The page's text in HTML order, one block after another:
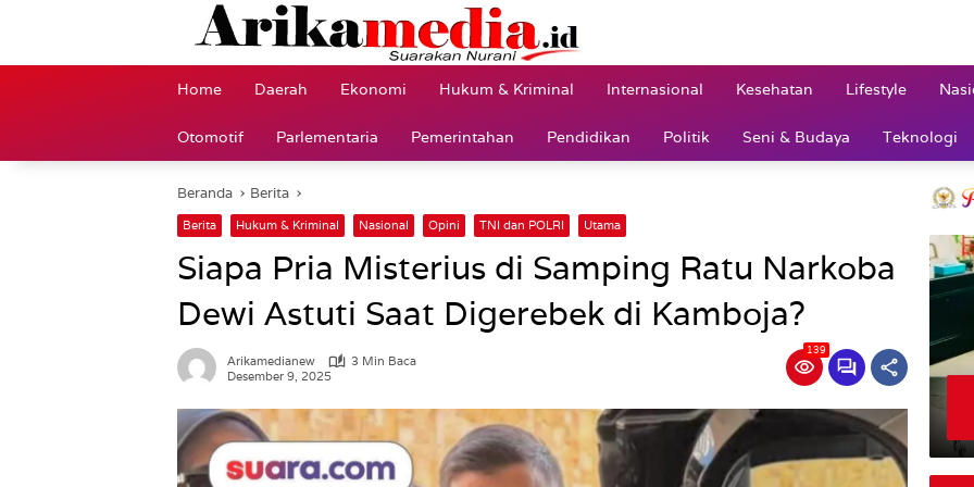
Home Daerah Ekonomi Hukum & Kriminal Internasional Kesehatan Lifestyle
Otomotif Parlementaria Pemerintahan Pendidikan Politik Seni & Budaya Teknologi
Beranda Berita
Berita Hukum & Kriminal Nasional Opini TNI dan POLRI Utama
Siapa Pria Misterius di Samping Ratu Narkoba
Dewi Astuti Saat Digerebek di Kamboja?
Arikamedianew
3 Min Baca
Desember 9, 2025
139